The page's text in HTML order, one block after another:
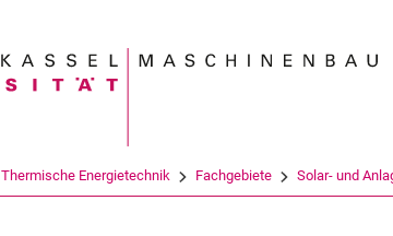
Suchbegriff
Thermische Energietechnik Fachgebiete Solar- und